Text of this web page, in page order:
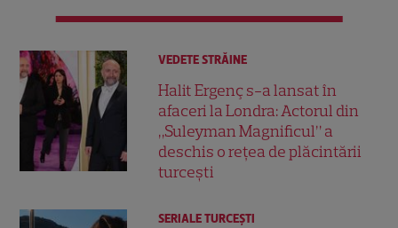
VEDETE STRĂINE
Halit Ergenç s-a lansat în
afaceri la Londra: Actorul din
„Suleyman Magnificul” a
deschis o rețea de plăcintării
turcești
SERIALE TURCEŞTI